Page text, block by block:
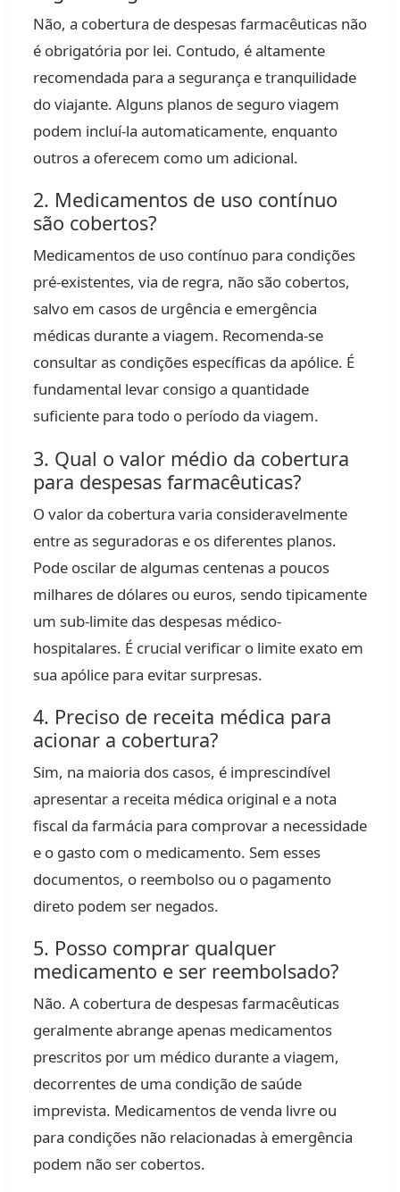
Não, a cobertura de despesas farmacêuticas não
é obrigatória por lei. Contudo, é altamente
recomendada para a segurança e tranquilidade
do viajante. Alguns planos de seguro viagem
podem incluí-la automaticamente, enquanto
outros a oferecem como um adicional.
2. Medicamentos de uso contínuo
são cobertos?
Medicamentos de uso contínuo para condições
pré-existentes, via de regra, não são cobertos,
salvo em casos de urgência e emergência
médicas durante a viagem. Recomenda-se
consultar as condições específicas da apólice. É
fundamental levar consigo a quantidade
suficiente para todo o período da viagem.
3. Qual o valor médio da cobertura
para despesas farmacêuticas?
O valor da cobertura varia consideravelmente
entre as seguradoras e os diferentes planos.
Pode oscilar de algumas centenas a poucos
milhares de dólares ou euros, sendo tipicamente
um sub-limite das despesas médico-
hospitalares. É crucial verificar o limite exato em
sua apólice para evitar surpresas.
4. Preciso de receita médica para
acionar a cobertura?
Sim, na maioria dos casos, é imprescindível
apresentar a receita médica original e a nota
fiscal da farmácia para comprovar a necessidade
e o gasto com o medicamento. Sem esses
documentos, o reembolso ou o pagamento
direto podem ser negados.
5. Posso comprar qualquer
medicamento e ser reembolsado?
Não. A cobertura de despesas farmacêuticas
geralmente abrange apenas medicamentos
prescritos por um médico durante a viagem,
decorrentes de uma condição de saúde
imprevista. Medicamentos de venda livre ou
para condições não relacionadas à emergência
podem não ser cobertos.